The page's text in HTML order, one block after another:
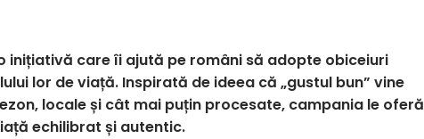
inițiativă care îi ajută pe români să adopte obiceiuri
lor de viață. Inspirată de ideea că „gustul bun” vine
locale și cât mai puțin procesate, campania le oferă
echilibrat și autentic.